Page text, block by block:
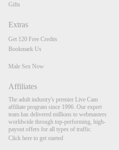
Gifts
Extras
Get 120 Free Credits
Bookmark Us
Male Sex Now
Affiliates
The adult industry's premier Live Cam
affiliate program since 1996. Our expert
team has delivered millions to webmasters
worldwide through top-performing, high-
payout offers for all types of traffic.
Click here to get started